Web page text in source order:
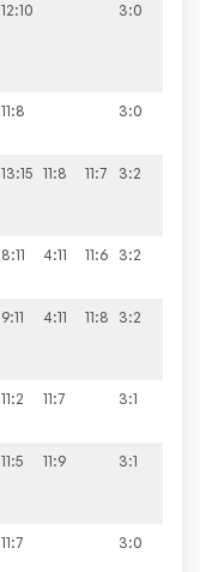
12:10 3:0
11:8 3:0
13:15 11:8 11:7 3:2
8:11 4:11 11:6 3:2
9:11 4:11 11:8 3:2
11:2 11:7 3:1
11:5 11:9 3:1
11:7 3:0